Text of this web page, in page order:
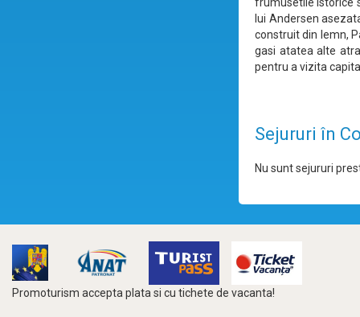
frumusetile istorice
lui Andersen
construit din lemn,
gasi atatea alte
pentru a vizita
Sejururi în
Nu sunt sejururi
Promoturism accepta plata si cu tichete de vacanta!